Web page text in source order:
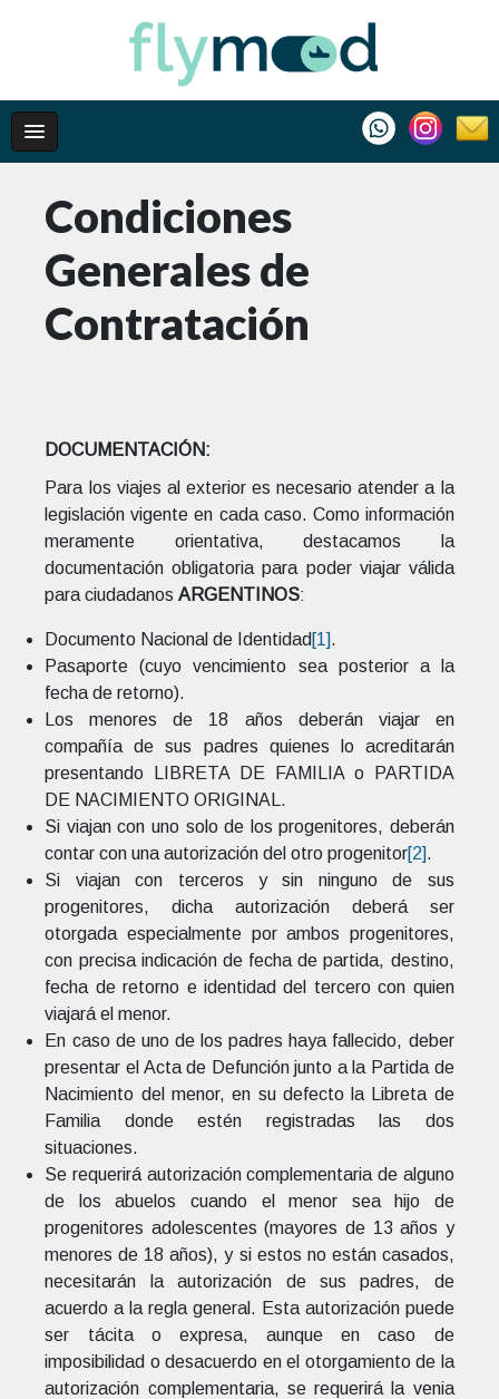
Condiciones
Generales de
Contratación
DOCUMENTACIÓN:
Para los viajes al exterior es necesario atender a la
legislación vigente en cada caso. Como información
meramente orientativa, destacamos la
documentación obligatoria para poder viajar válida
para ciudadanosARGENTINOS:
Documento Nacional de Identidad [1].
Pasaporte (cuyo vencimiento sea posterior a la
fecha de retorno).
Los menores de 18 años deberán viajar en
compañía de sus padres quienes lo acreditarán
presentando LIBRETA DE FAMILIA o PARTIDA
DE NACIMIENTO ORIGINAL.
Si viajan con uno solo de los progenitores, deberán
contar con una autorización del otro progenitor[2].
Si viajan con terceros y sin ninguno de sus
progenitores, dicha autorización deberá ser
otorgada especialmente por ambos progenitores,
con precisa indicación de fecha de partida, destino,
fecha de retorno e identidad del tercero con quien
viajará el menor.
En caso de uno de los padres haya fallecido, deber
presentar el Acta de Defunción junto a la Partida de
Nacimiento del menor, en su defecto la Libreta de
Familia donde estén registradas las dos
situaciones.
Se requerirá autorización complementaria de alguno
de los abuelos cuando el menor sea hijo de
progenitores adolescentes (mayores de 13 años y
menores de 18 años), y si estos no están casados,
necesitarán la autorización de sus padres, de
acuerdo a la regla general. Esta autorización puede
ser tácita o expresa, aunque en caso de
imposibilidad o desacuerdo en el otorgamiento de la
autorización complementaria, se requerirá la venia